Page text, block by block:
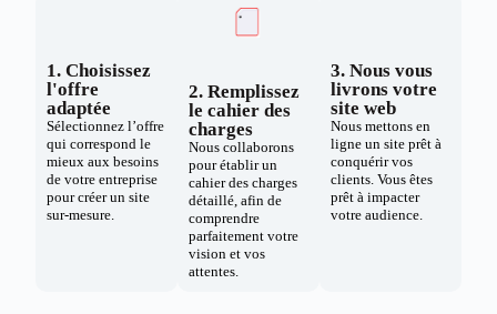
1. Choisissez
l'offre
adaptée
Sélectionnez l’offre
qui correspond le
mieux aux besoins
de votre entreprise
pour créer un site
sur-mesure.
2. Remplissez
le cahier des
charges
Nous collaborons
pour établir un
cahier des charges
détaillé, afin de
comprendre
parfaitement votre
vision et vos
attentes.
3. Nous vous
livrons votre
site web
Nous mettons en
ligne un site prêt à
conquérir vos
clients. Vous êtes
prêt à impacter
votre audience.